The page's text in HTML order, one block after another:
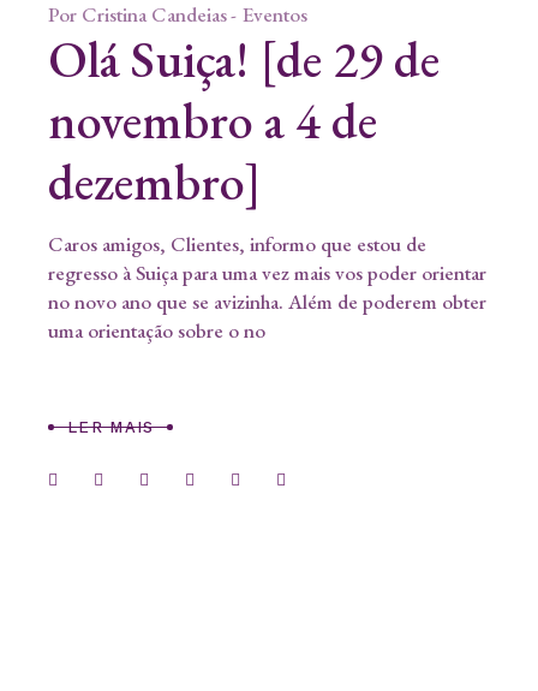
Por Cristina Candeias Eventos
Olá Suiça! [de 29 de
novembro a 4 de
dezembro]
Caros amigos, Clientes, informo que estou de
regresso à Suiça para uma vez mais vos poder orientar
no novo ano que se avizinha. Além de poderem obter
uma orientação sobre o no
LER MAIS